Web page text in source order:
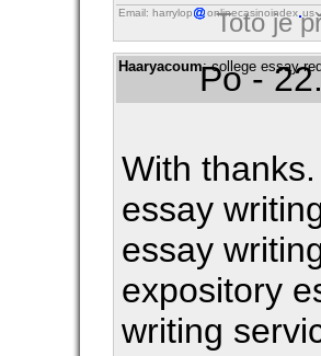
Email: harrylop onlinecasinoindex us
Toto je
Haaryacoum: college essay
Po -
With
essay
essay
expository
writing